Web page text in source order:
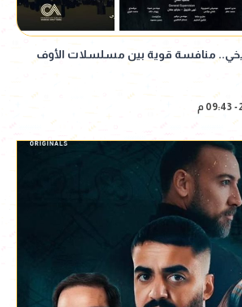
منافسة قوية بين مسلسلات الأوف